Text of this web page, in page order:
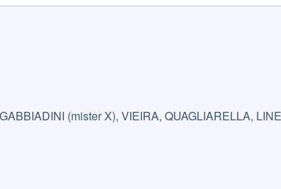
(mister X), VIEIRA, QUAGLIARELLA,